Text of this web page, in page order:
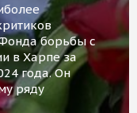
борьбы с
в Харпе за
года. Он
ряду